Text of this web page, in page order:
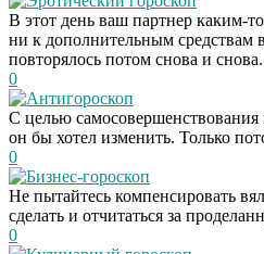
В этот день ваш партнер каким-
ни к дополнительным средствам
повторялось потом снова и снова.
0
Антигороскоп
С целью самосовершенствования
он бы хотел изменить. Только
0
Бизнес-гороскоп
Не пытайтесь компенсировать
сделать и отчитаться за
0